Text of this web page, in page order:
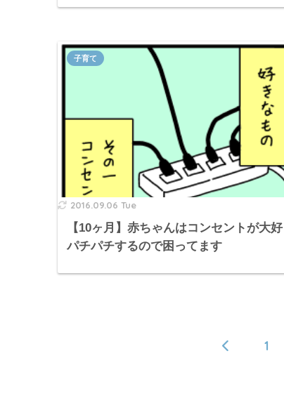
2016.09.06 Tue
【10ヶ月】赤ちゃんはコンセントが大好
パチパチするので困ってます
子育て
1